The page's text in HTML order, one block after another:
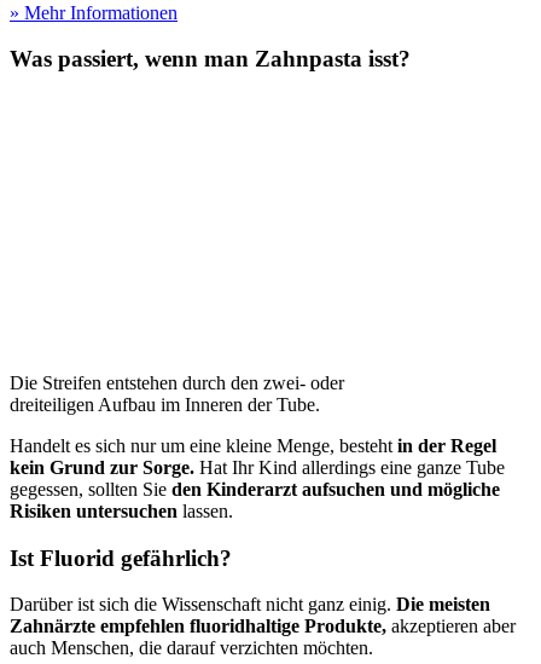
» Mehr Informationen
Was passiert, wenn man Zahnpasta isst?
Die Streifen entstehen durch den zwei- oder
dreiteiligen Aufbau im Inneren der Tube.
Handelt es sich nur um eine kleine Menge, besteht in der Regel
kein Grund zur Sorge. Hat Ihr Kind allerdings eine ganze Tube
gegessen, sollten Sie den Kinderarzt aufsuchen und mögliche
Risiken untersuchen lassen.
Ist Fluorid gefährlich?
Darüber ist sich die Wissenschaft nicht ganz einig. Die meisten
Zahnärzte empfehlen fluoridhaltige Produkte, akzeptieren aber
auch Menschen, die darauf verzichten möchten.